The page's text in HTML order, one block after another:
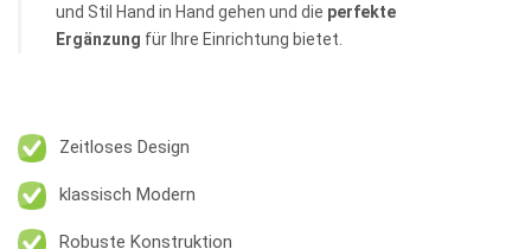
und Stil Hand in Hand gehen und die perfekte
Ergänzung für Ihre Einrichtung bietet.
Zeitloses Design
klassisch Modern
Robuste Konstruktion